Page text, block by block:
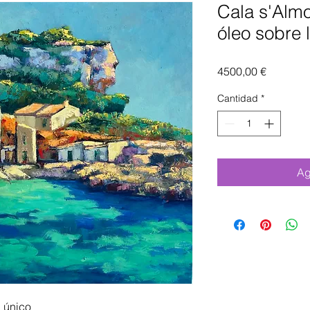
único
Cala
óleo sobre
4500,00 €Precio
Cantidad *